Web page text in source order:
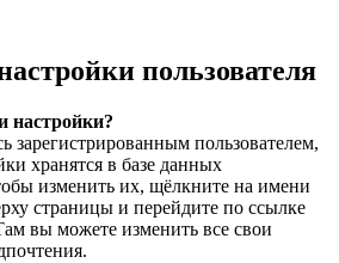
пользователя
настройки?
зарегистрированным пользователем,
хранятся в базе данных
изменить их, щёлкните на имени
страницы и перейдите по ссылке
вы можете изменить все свои